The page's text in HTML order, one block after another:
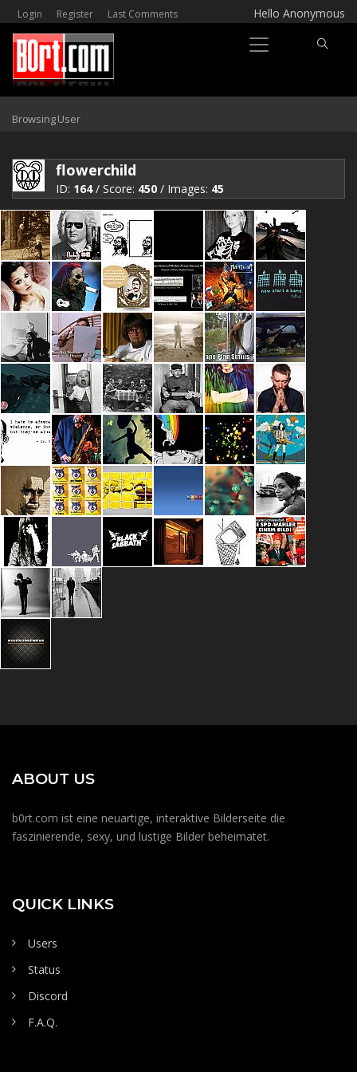
Hello Anonymous
Login Register Last Comments
Browsing User
flowerchild
ID: 164/ Score: 450 / Images: 45
ABOUT US
b0rt.com ist eine neuartige, interaktive Bilderseite die
faszinierende, sexy, und lustige Bilder beheimatet.
QUICK LINKS
Users
Status
Discord
F.A.Q.